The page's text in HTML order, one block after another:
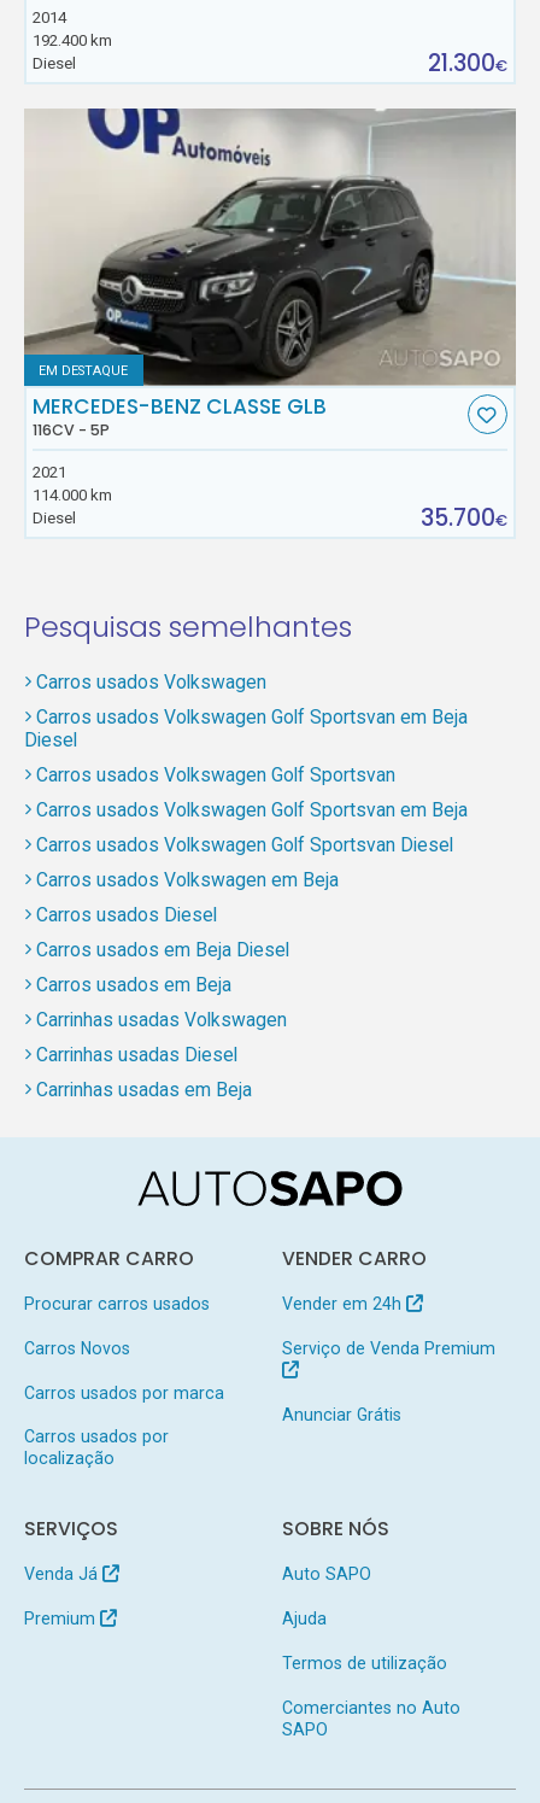
2014
192.400 km
Diesel
21.300€
EM DESTAQUE
MERCEDES-BENZ CLASSE GLB
116CV - 5P
2021
114.000 km
Diesel
35.700€
Pesquisas semelhantes
Carros usados Volkswagen
Carros usados Volkswagen Golf Sportsvan em Beja
Diesel
Carros usados Volkswagen Golf Sportsvan
Carros usados Volkswagen Golf Sportsvan em Beja
Carros usados Volkswagen Golf Sportsvan Diesel
Carros usados Volkswagen em Beja
Carros usados Diesel
Carros usados em Beja Diesel
Carros usados em Beja
Carrinhas usadas Volkswagen
Carrinhas usadas Diesel
Carrinhas usadas em Beja
COMPRAR CARRO
Procurar carros usados
Carros Novos
Carros usados por marca
Carros usados por
localização
VENDER CARRO
Vender em 24h
Serviço de Venda Premium
Anunciar Grátis
SERVIÇOS
Venda Já
Premium
SOBRE NÓS
Auto SAPO
Ajuda
Termos de utilização
Comerciantes no Auto
SAPO